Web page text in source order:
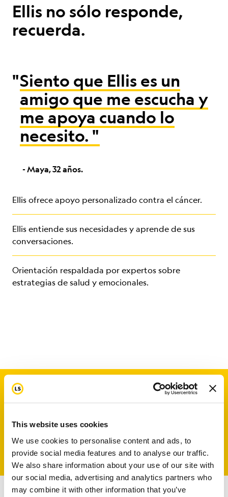
This website uses cookies
We use cookies to personalise content and ads, to
provide social media features and to analyse our traffic.
We also share information about your use of our site with
our social media, advertising and analytics partners who
may combine it with other information that you’ve
Ellis no sólo responde,
recuerda.
"Siento que Ellis es un
amigo que me escucha y
me apoya cuando lo
necesito."
- Maya, 32 años.
Ellis ofrece apoyo personalizado contra el cáncer.
Ellis entiende sus necesidades y aprende de sus
conversaciones.
Orientación respaldada por expertos sobre
estrategias de salud y emocionales.